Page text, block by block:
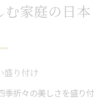
む家庭の日本
盛り付け
季折々の美しさを盛り付